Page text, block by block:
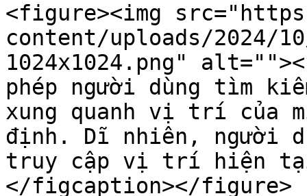
<figure><img
content/uploads/2024/
1024x1024.png"
phép người dùng tìm
xung quanh vị trí của
định. Dĩ nhiên, người
truy cập vị trí hiện
</figcaption></figure>